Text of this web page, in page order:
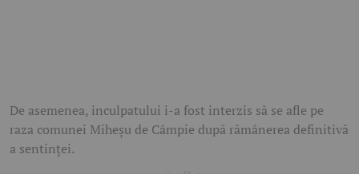
De asemenea, inculpatului i-a fost interzis să se afle pe
raza comunei Miheșu de Câmpie după rămânerea definitivă
a sentinței.